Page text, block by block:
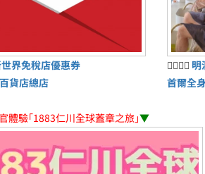
界免稅店優惠券
貨店總店
💆‍♀️💆‍♂️ 明
首爾全
體驗「1883仁川全球蓋章之旅」▼